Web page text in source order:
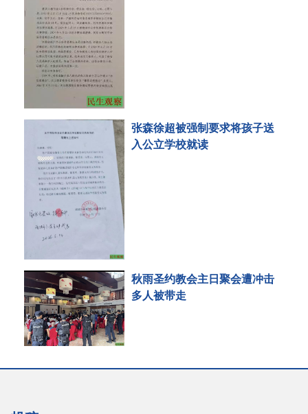
张森徐超被强制要求将孩子送
入公立学校就读
秋雨圣约教会主日聚会遭冲击
多人被带走